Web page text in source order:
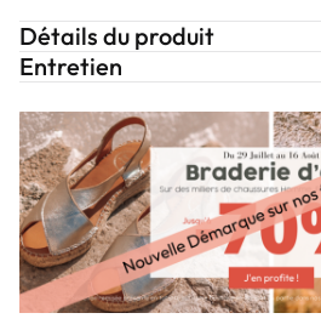
Détails du produit
Entretien